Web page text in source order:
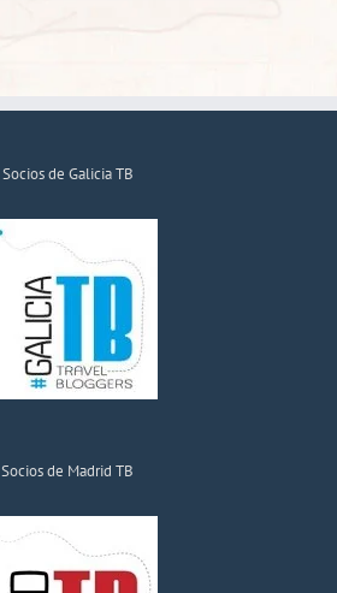
Socios de Galicia TB
Socios de Madrid TB